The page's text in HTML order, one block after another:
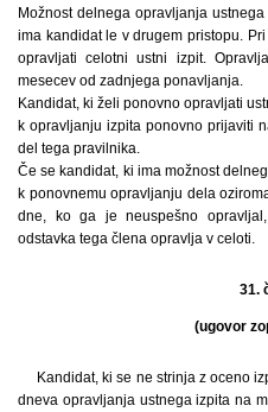
Možnost delnega opravljanja
ima kandidat le v drugem pristopu.
opravljati celotni ustni izpit.
mesecev od zadnjega ponavljanja.
Kandidat, ki želi ponovno opravljati
k opravljanju izpita ponovno prijaviti
del tega pravilnika.
Če se kandidat, ki ima možnost
k ponovnemu opravljanju dela
dne, ko ga je neuspešno
odstavka tega člena opravlja v celoti.
31.
(ugovor
Kandidat, ki se ne strinja z oceno
dneva opravljanja ustnega izpita na